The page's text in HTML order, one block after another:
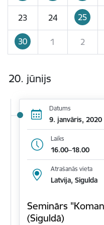
23 24 25
30 1 2
20. jūnijs
Datums
9. janvāris, 2020
Laiks
16.00–18.00
Atrašanās vieta
Latvija, Sigulda
Seminārs
(Siguldā)